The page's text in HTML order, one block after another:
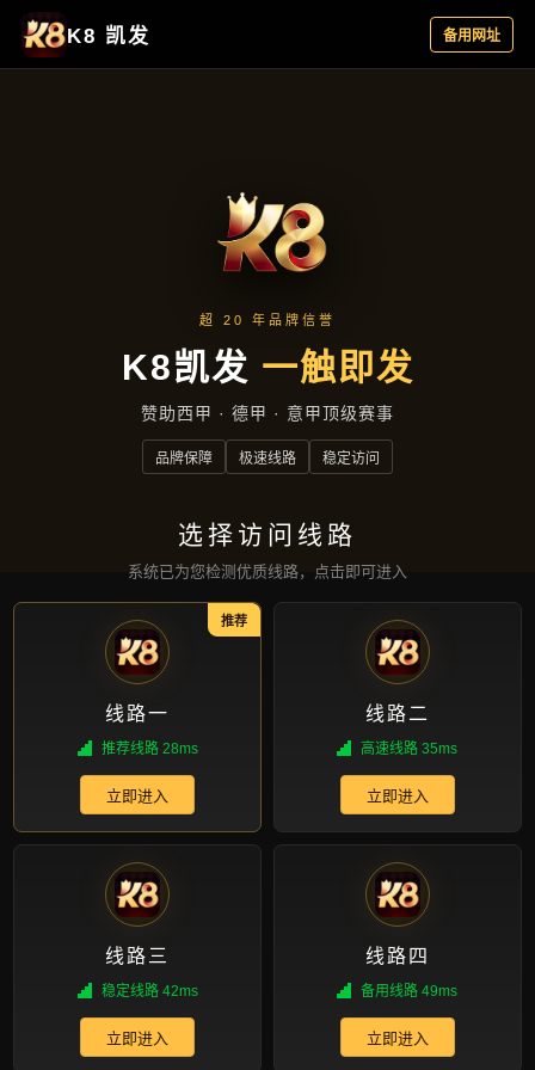
企业要闻
首页 企业要闻